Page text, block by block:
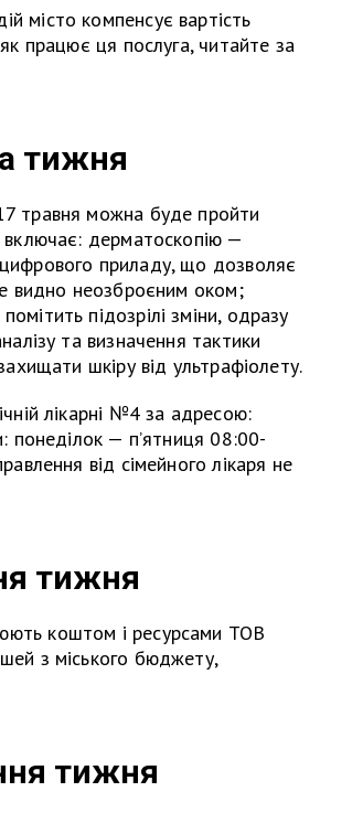
місто компенсує вартість
працює ця послуга, читайте за
тижня
травня можна буде пройти
включає: дерматоскопію —
приладу, що дозволяє
видно неозброєним оком;
підозрілі зміни, одразу
та визначення тактики
шкіру від ультрафіолету.
лікарні №4 за адресою:
понеділок — п’ятниця 08:00-
від сімейного лікаря не
тижня
коштом і ресурсами ТОВ
з міського бюджету,
тижня